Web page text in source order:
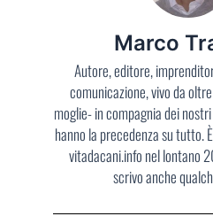
Marco
Autore, editore,
comunicazione, vivo da
moglie- in compagnia dei
hanno la precedenza su tutto.
vitadacani.info nel lontano
scrivo anche